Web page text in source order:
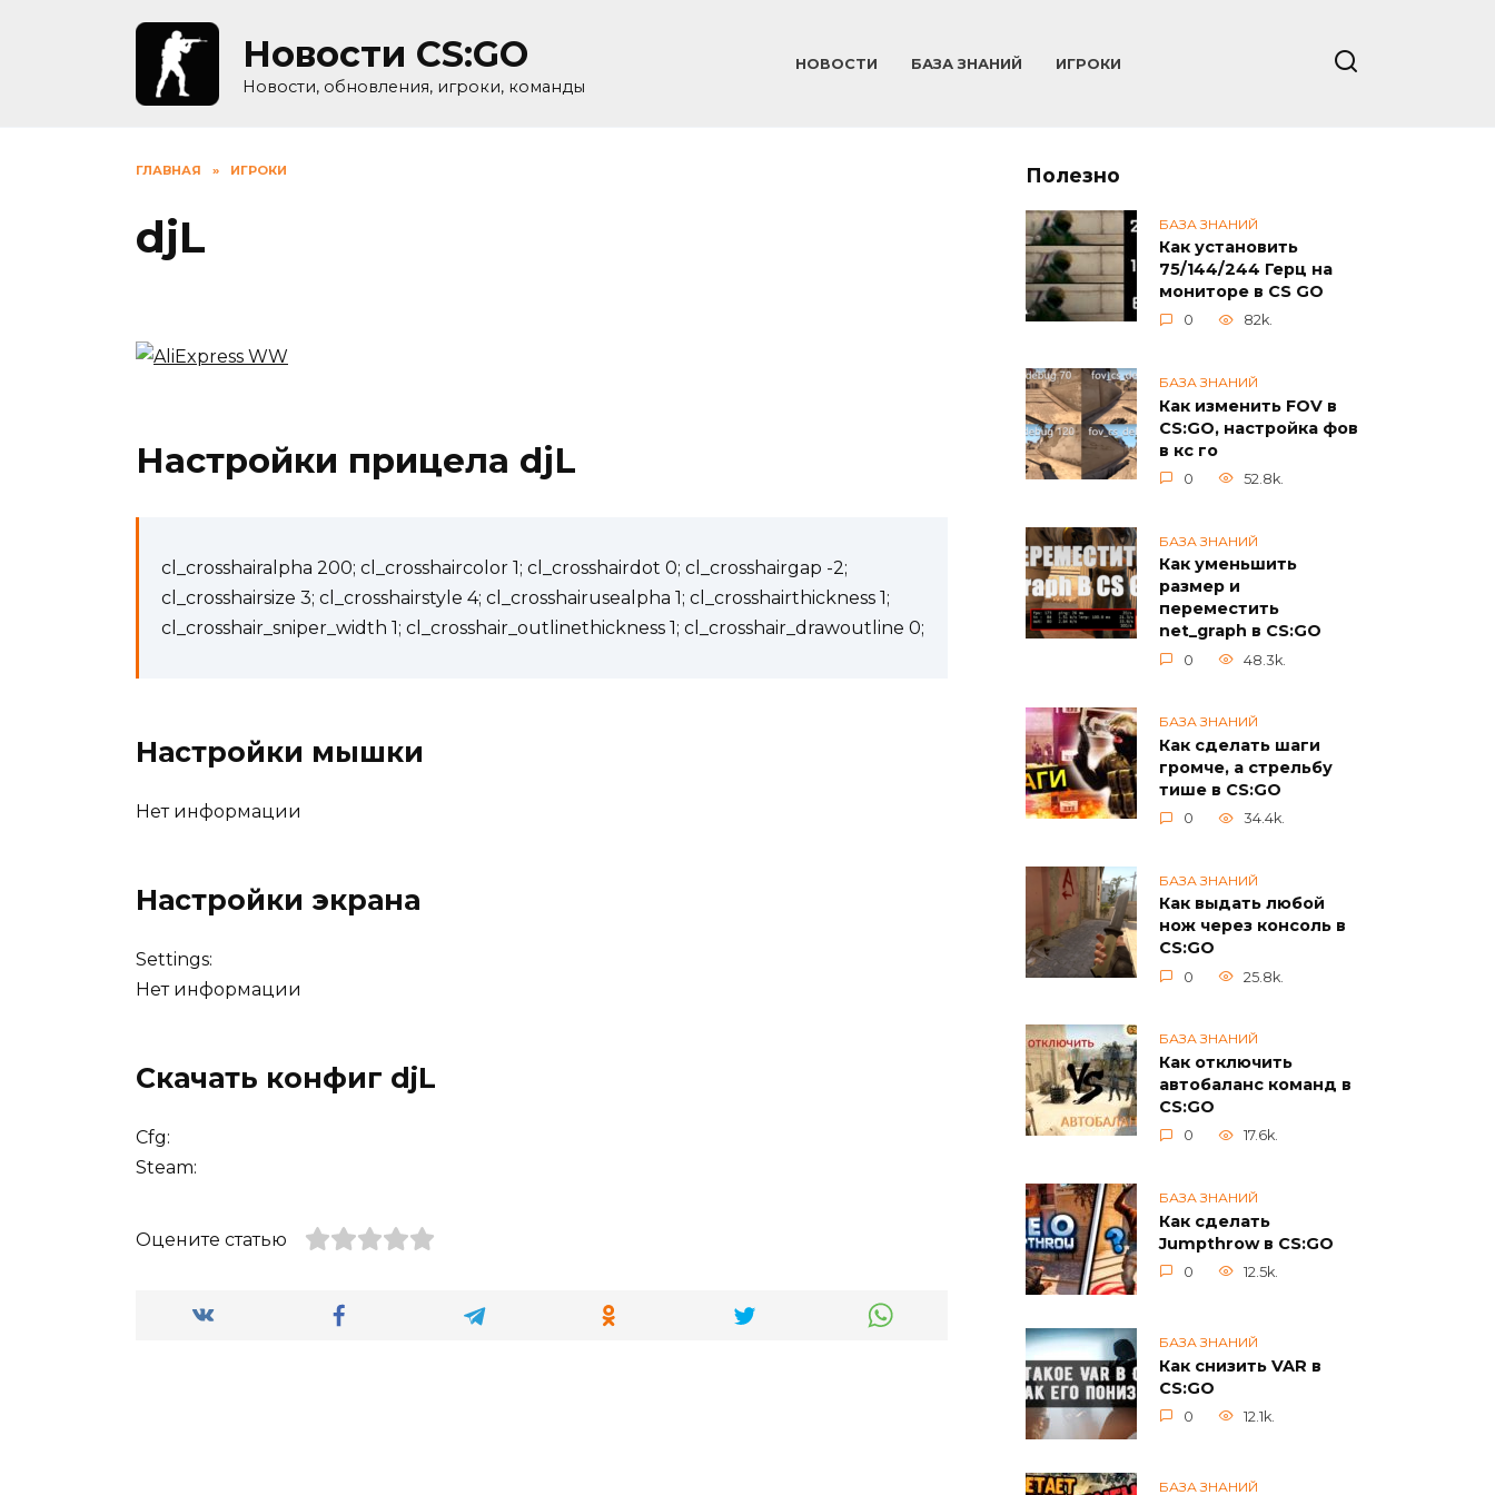
Новости CS:GO
Новости, обновления, игроки, команды
НОВОСТИ БАЗА ЗНАНИЙ ИГРОКИ
ГЛАВНАЯ » ИГРОКИ
djL
Настройки прицела djL
cl_crosshairalpha 200; cl_crosshaircolor 1; cl_crosshairdot 0; cl_crosshairgap -2;
cl_crosshairsize 3; cl_crosshairstyle 4; cl_crosshairusealpha 1; cl_crosshairthickness 1;
cl_crosshair_sniper_width 1; cl_crosshair_outlinethickness 1; cl_crosshair_drawoutline 0;
Настройки мышки
Нет информации
Настройки экрана
Settings:
Нет информации
Скачать конфиг djL
Cfg:
Steam:
Оцените статью
Полезно
БАЗА ЗНАНИЙ
Как установить
75/144/244 Герц на
мониторе в CS GO
0 82k.
БАЗА ЗНАНИЙ
Как изменить FOV в
CS:GO, настройка фов
в кс го
0 52.8k.
БАЗА ЗНАНИЙ
Как уменьшить
размер и
переместить
net_graph в CS:GO
0 48.3k.
БАЗА ЗНАНИЙ
Как сделать шаги
громче, а стрельбу
тише в CS:GO
0 34.4k.
БАЗА ЗНАНИЙ
Как выдать любой
нож через консоль в
CS:GO
0 25.8k.
БАЗА ЗНАНИЙ
Как отключить
автобаланс команд в
CS:GO
0 17.6k.
БАЗА ЗНАНИЙ
Как сделать
Jumpthrow в CS:GO
0 12.5k.
БАЗА ЗНАНИЙ
Как снизить VAR в
CS:GO
0 12.1k.
БАЗА ЗНАНИЙ